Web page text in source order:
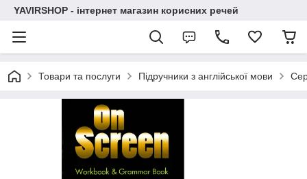
YAVIRSHOP - інтернет магазин корисних речей
Товари та послуги Підручники з англійської мови